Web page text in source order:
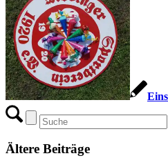
Ältere Beiträge